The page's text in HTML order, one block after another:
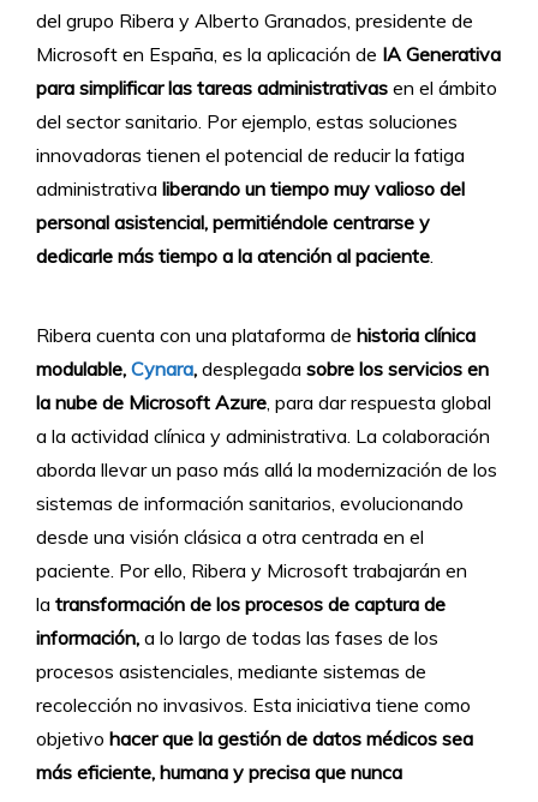
del grupo Ribera y Alberto Granados, presidente de
Microsoft en España, es la aplicación de IA Generativa
para simplificar las tareas administrativas en el ámbito
del sector sanitario. Por ejemplo, estas soluciones
innovadoras tienen el potencial de reducir la fatiga
administrativa liberando un tiempo muy valioso del
personal asistencial, permitiéndole centrarse y
dedicarle más tiempo a la atención al paciente
Ribera cuenta con una plataforma de historia clínica
modulable, Cynara, desplegada sobre los servicios en
la nube de Microsoft Azure , para dar respuesta global
a la actividad clínica y administrativa. La colaboración
aborda llevar un paso más allá la modernización de los
sistemas de información sanitarios, evolucionando
desde una visión clásica a otra centrada en el
paciente. Por ello, Ribera y Microsoft trabajarán en
la transformación de los procesos de captura de
información, a lo largo de todas las fases de los
procesos asistenciales, mediante sistemas de
recolección no invasivos. Esta iniciativa tiene como
objetivo hacer que la gestión de datos médicos sea
más eficiente, humana y precisa que nunca